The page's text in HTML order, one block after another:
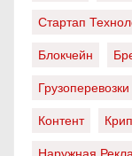
Стартап
Блокчейн
Грузоперевозки
Контент